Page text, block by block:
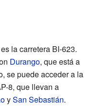
la carretera BI-623.
Durango, que está a
se puede acceder a la
8, que llevan a
ySan Sebastián.